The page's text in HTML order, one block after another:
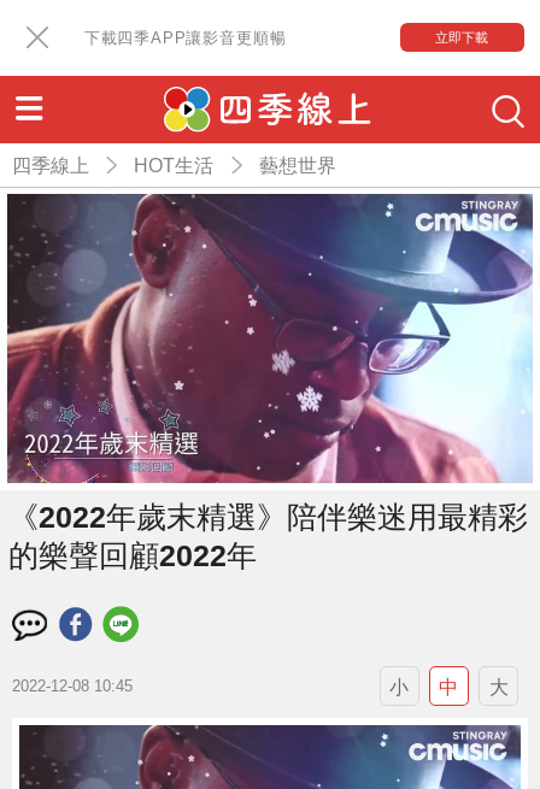
下載四季APP讓影音更順暢 立即下載
四季線上 HOT生活 藝想世界
《2022年歲末精選》陪伴樂迷用最精彩
的樂聲回顧2022年
2022-12-08 10:45 小 中 大